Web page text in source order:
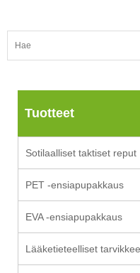
Tuotteet
Sotilaalliset taktiset reput
PET -ensiapupakkaus
EVA -ensiapupakkaus
Lääketieteelliset